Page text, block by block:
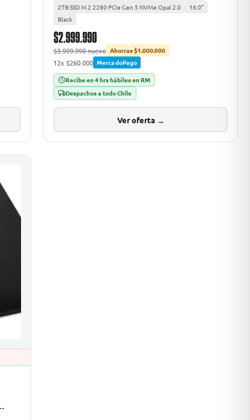
2TB SSD M.2 2280 PCIe Gen 5 NVMe Opal 2.0
16.0"
Black
$2.999.990
$3.999.990 nuevo Ahorras $1.000.000
12x $260.000 MercadoPago
Recibe en 4 hrs hábiles en RM
Despachos a todo Chile
Ver oferta →